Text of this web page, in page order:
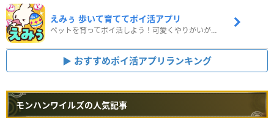
えみぅ 歩いて育ててポイ活アプリ
ペットを育ってポイ活しよう！可愛くやりがいがある新感覚アプリ
おすすめポイ活アプリランキング
モンハンワイルズの人気記事